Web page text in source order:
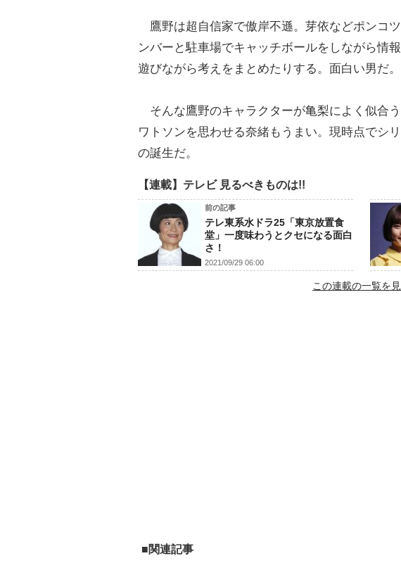
鷹野は超自信家で傲岸不遜。芽依などポンコ
ンバーと駐車場でキャッチボールをしながら情
遊びながら考えをまとめたりする。面白い男だ。
そんな鷹野のキャラクターが亀梨によく似合
ワトソンを思わせる奈緒もうまい。現時点でシ
の誕生だ。
【連載】テレビ 見るべきものは!!
前の記事
テレ東系水ドラ25「東京放置食
堂」一度味わうとクセになる面白
さ！
2021/09/29 06:00
この連載の一覧を
■関連記事